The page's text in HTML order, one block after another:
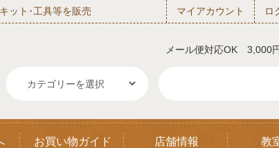
ット･工具等を販売 マイアカウント ロ
メール便対応OK 3,000
お買い物ガイド 店舗情報 教